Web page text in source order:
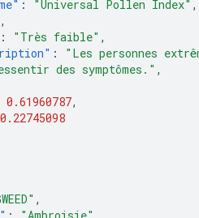
: "Universal Pollen Index" ,
,
: "Très faible" ,
:
"Les personnes
des symptômes." ,
0.61960787,
0.22745098
,